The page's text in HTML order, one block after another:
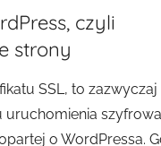
czyli
strony
SSL, to
uruchomienia
o WordPressa.